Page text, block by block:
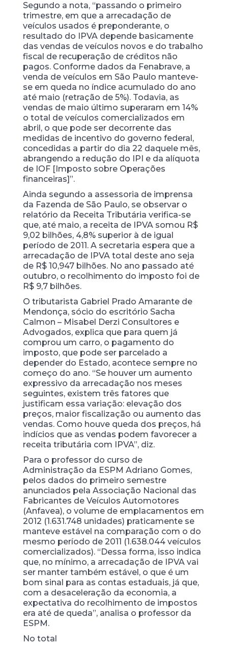
Segundo a nota, “passando o primeiro
trimestre, em que a arrecadação de
veículos usados é preponderante, o
resultado do IPVA depende basicamente
das vendas de veículos novos e do trabalho
fiscal de recuperação de créditos não
pagos. Conforme dados da Fenabrave, a
venda de veículos em São Paulo manteve-
se em queda no índice acumulado do ano
até maio (retração de 5%). Todavia, as
vendas de maio último superaram em 14%
o total de veículos comercializados em
abril, o que pode ser decorrente das
medidas de incentivo do governo federal,
concedidas a partir do dia 22 daquele mês,
abrangendo a redução do IPI e da alíquota
de IOF [Imposto sobre Operações
financeiras]”.
Ainda segundo a assessoria de imprensa
da Fazenda de São Paulo, se observar o
relatório da Receita Tributária verifica-se
que, até maio, a receita de IPVA somou R$
9,02 bilhões, 4,8% superior à de igual
período de 2011. A secretaria espera que a
arrecadação de IPVA total deste ano seja
de R$ 10,947 bilhões. No ano passado até
outubro, o recolhimento do imposto foi de
R$ 9,7 bilhões.
O tributarista Gabriel Prado Amarante de
Mendonça, sócio do escritório Sacha
Calmon – Misabel Derzi Consultores e
Advogados, explica que para quem já
comprou um carro, o pagamento do
imposto, que pode ser parcelado a
depender do Estado, acontece sempre no
começo do ano. “Se houver um aumento
expressivo da arrecadação nos meses
seguintes, existem três fatores que
justificam essa variação: elevação dos
preços, maior fiscalização ou aumento das
vendas. Como houve queda dos preços, há
indícios que as vendas podem favorecer a
receita tributária com IPVA”, diz.
Para o professor do curso de
Administração da ESPM Adriano Gomes,
pelos dados do primeiro semestre
anunciados pela Associação Nacional das
Fabricantes de Veículos Automotores
(Anfavea), o volume de emplacamentos em
2012 (1.631.748 unidades) praticamente se
manteve estável na comparação com o do
mesmo período de 2011 (1.638.044 veículos
comercializados). “Dessa forma, isso indica
que, no mínimo, a arrecadação de IPVA vai
ser manter também estável, o que é um
bom sinal para as contas estaduais, já que,
com a desaceleração da economia, a
expectativa do recolhimento de impostos
era até de queda”, analisa o professor da
ESPM.
No total